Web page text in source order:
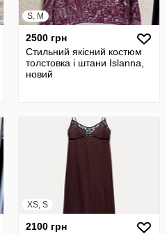
S, M
2500 грн
Стильний якісний костюм
толстовка і штани Islanna,
новий
XS, S
2100 грн